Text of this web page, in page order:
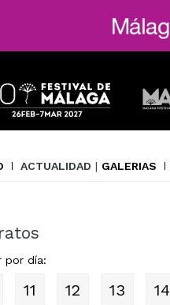
ACTUALIDAD | GALERIAS
por día:
11 12 13 14